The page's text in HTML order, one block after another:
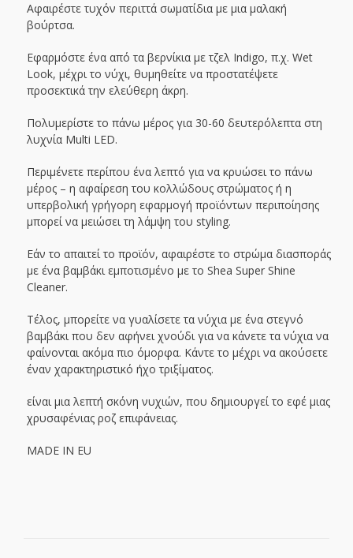
Αφαιρέστε τυχόν περιττά σωματίδια με μια μαλακή
βούρτσα.
Εφαρμόστε ένα από τα βερνίκια με τζελ Indigo, π.χ. Wet
Look, μέχρι το νύχι, θυμηθείτε να προστατέψετε
προσεκτικά την ελεύθερη άκρη.
Πολυμερίστε το πάνω μέρος για 30-60 δευτερόλεπτα στη
λυχνία Multi LED.
Περιμένετε περίπου ένα λεπτό για να κρυώσει το πάνω
μέρος – η αφαίρεση του κολλώδους στρώματος ή η
υπερβολική γρήγορη εφαρμογή προϊόντων περιποίησης
μπορεί να μειώσει τη λάμψη του styling.
Εάν το απαιτεί το προϊόν, αφαιρέστε το στρώμα διασποράς
με ένα βαμβάκι εμποτισμένο με το Shea Super Shine
Cleaner.
Τέλος, μπορείτε να γυαλίσετε τα νύχια με ένα στεγνό
βαμβάκι που δεν αφήνει χνούδι για να κάνετε τα νύχια να
φαίνονται ακόμα πιο όμορφα. Κάντε το μέχρι να ακούσετε
έναν χαρακτηριστικό ήχο τριξίματος.
είναι μια λεπτή σκόνη νυχιών, που δημιουργεί το εφέ μιας
χρυσαφένιας ροζ επιφάνειας.
MADE IN EU